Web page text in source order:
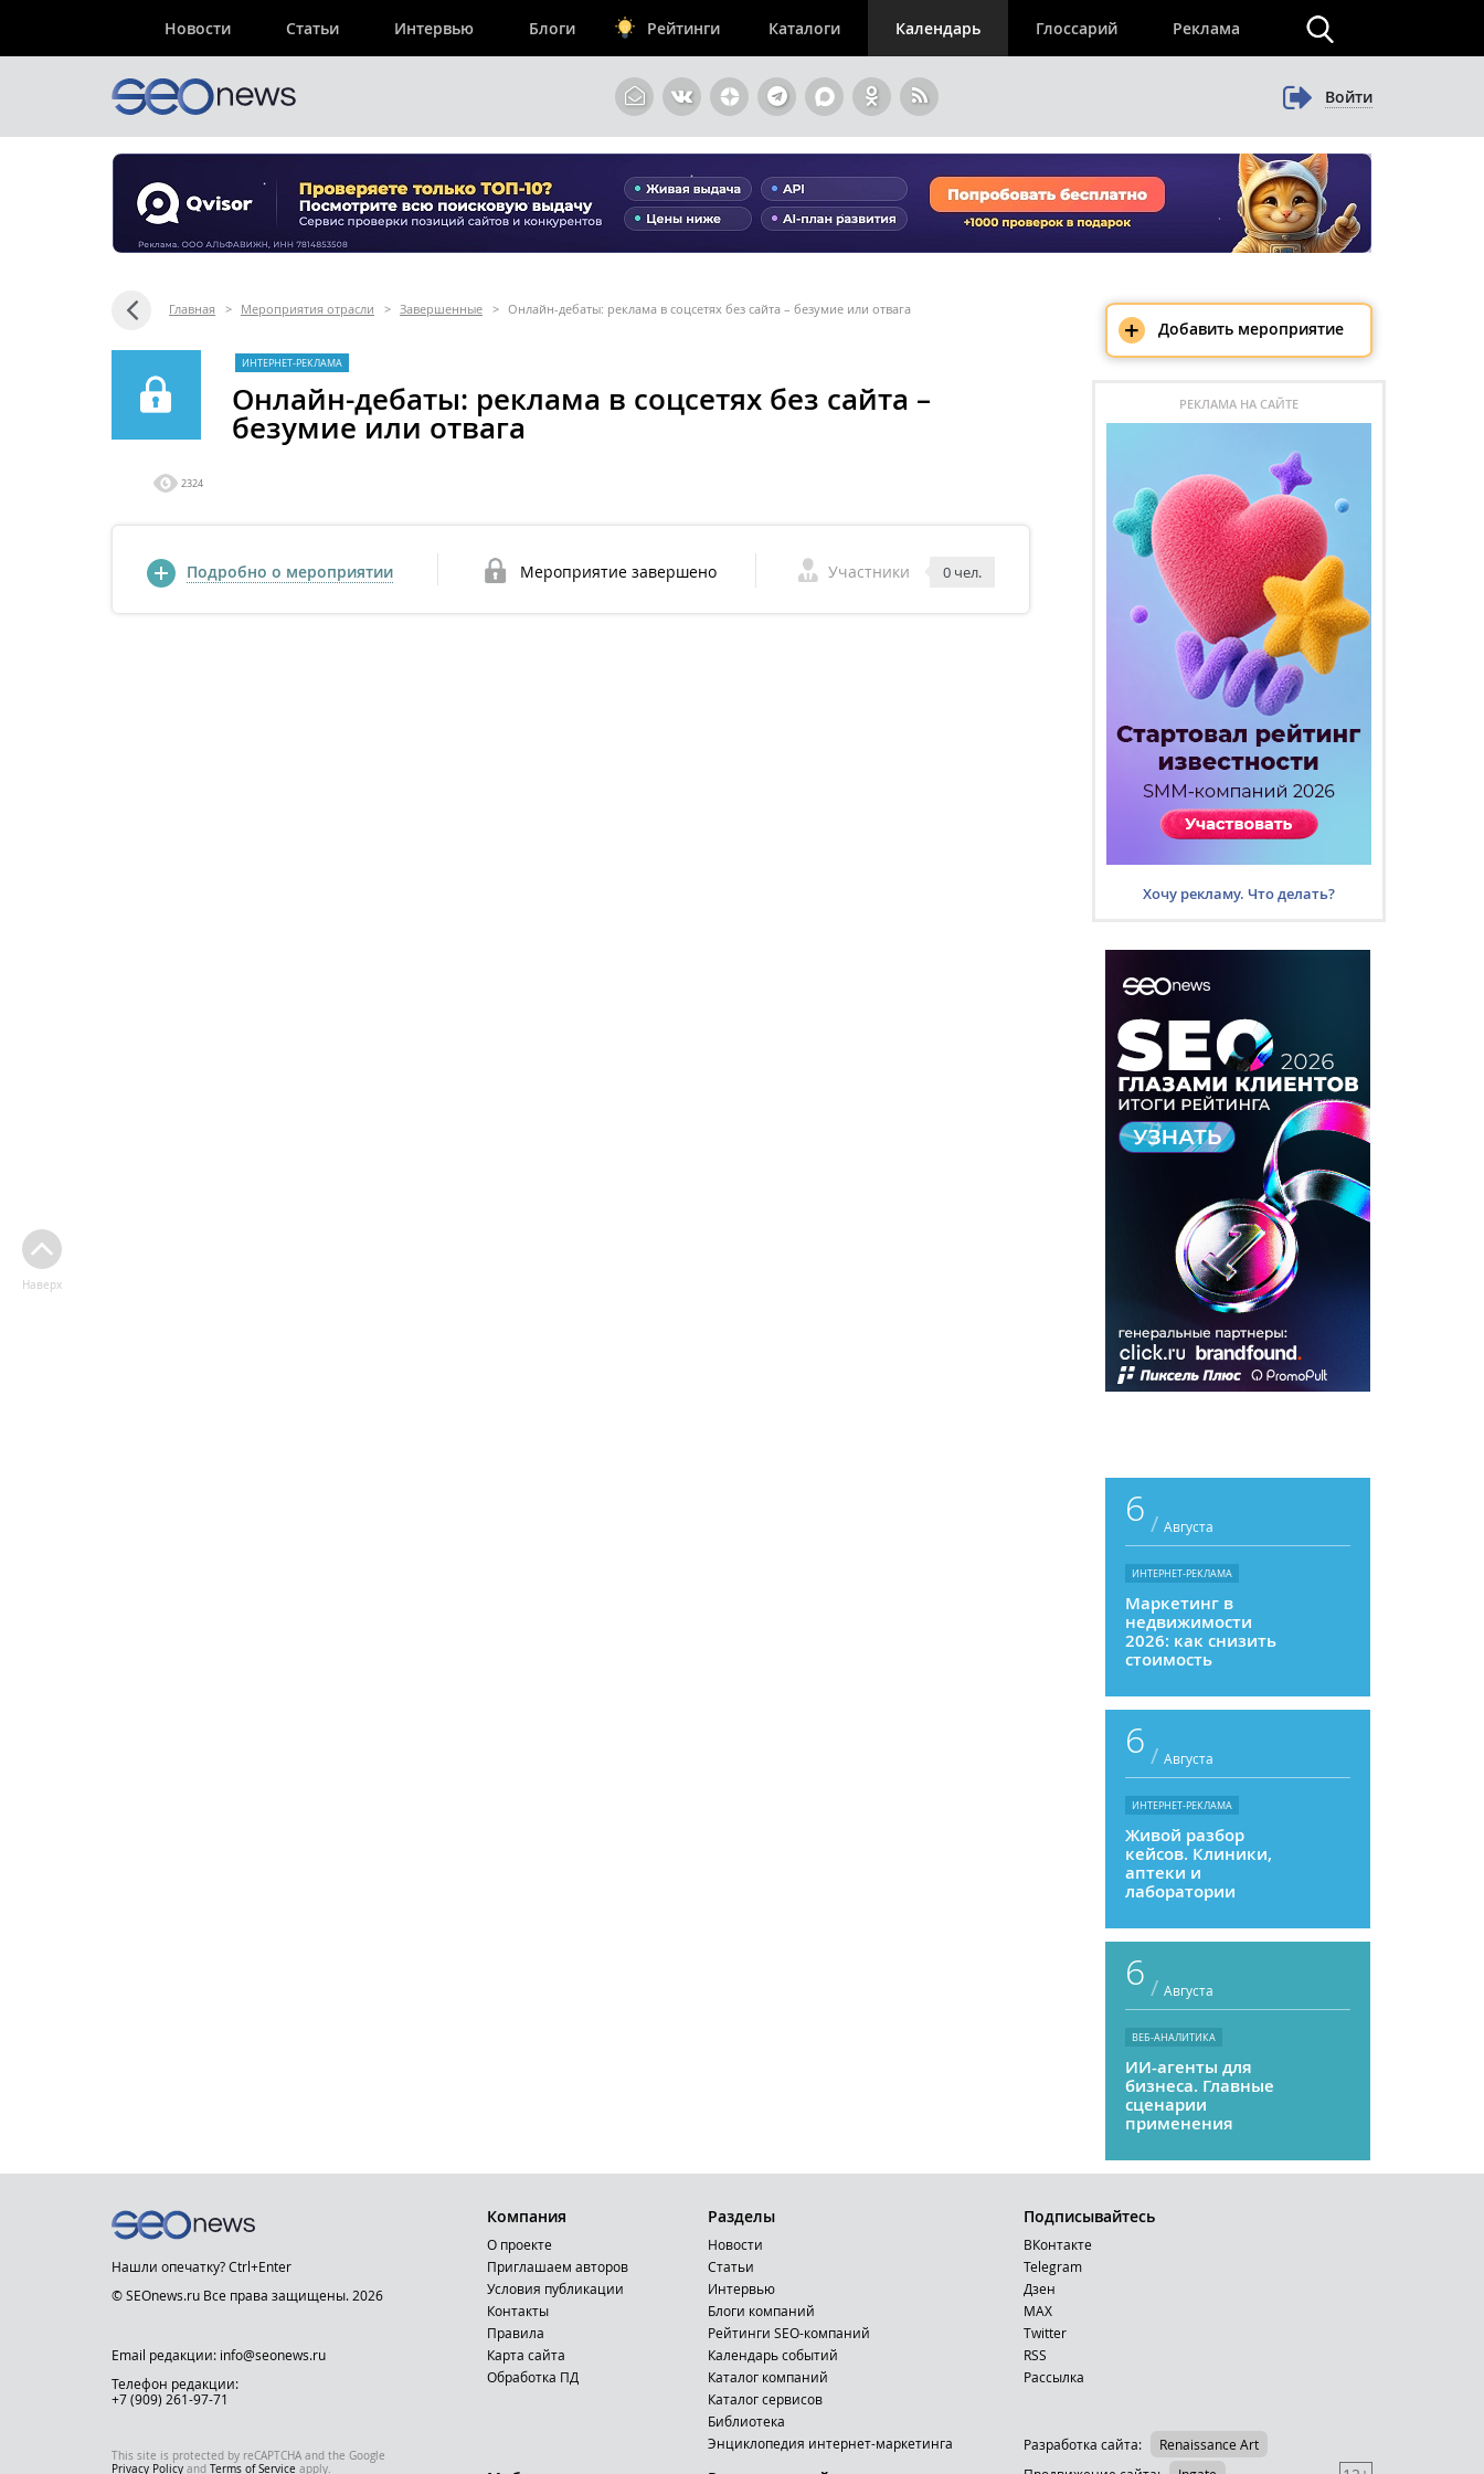
Новости Статьи Интервью Блоги Рейтинги Каталоги Календарь Глоссарий Реклама
Войти
Главная > Мероприятия отрасли > Завершенные > Онлайн-дебаты: реклама в соцсетях без сайта – безумие или отвага
ИНТЕРНЕТ-РЕКЛАМА
Онлайн-дебаты: реклама в соцсетях без сайта –
безумие или отвага
2324
Подробно о мероприятии Мероприятие завершено Участники 0 чел.
Наверх
+ Добавить мероприятие
РЕКЛАМА НА САЙТЕ
Хочу рекламу. Что делать?
6 / Августа
ИНТЕРНЕТ-РЕКЛАМА
Маркетинг в
недвижимости
2026: как снизить
стоимость
увеличить
продажи
6 / Августа
ИНТЕРНЕТ-РЕКЛАМА
Живой разбор
кейсов. Клиники,
аптеки и
лаборатории
6 / Августа
ВЕБ-АНАЛИТИКА
ИИ-агенты для
бизнеса. Главные
сценарии
применения
Нашли опечатку? Ctrl+Enter
© SEOnews.ru Все права защищены. 2026
Email редакции: info@seonews.ru
Телефон редакции:
+7 (909) 261-97-71
This site is protected by reCAPTCHA and the Google
Privacy Policy and Terms of Service apply.
Компания
О проекте
Приглашаем авторов
Условия публикации
Контакты
Правила
Карта сайта
Обработка ПД
Разделы
Новости
Статьи
Интервью
Блоги компаний
Рейтинги SEO-компаний
Календарь событий
Каталог компаний
Каталог сервисов
Библиотека
Энциклопедия интернет-маркетинга
Подписывайтесь
ВКонтакте
Telegram
Дзен
MAX
Тwitter
RSS
Рассылка
Разработка сайта:
Renaissance Art